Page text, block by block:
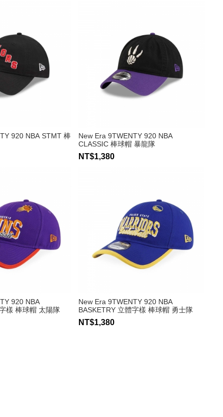
920 NBA STMT 棒
New Era 9TWENTY 920 NBA
CLASSIC 棒球帽 暴龍隊
NT$1,380
920 NBA
樣 棒球帽 太陽隊
New Era 9TWENTY 920 NBA
BASKETRY 立體字樣 棒球帽 勇士隊
NT$1,380